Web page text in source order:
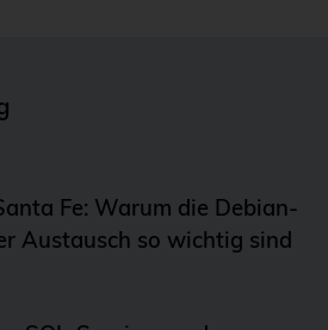
Fe: Warum die Debian-
Austausch so wichtig sind